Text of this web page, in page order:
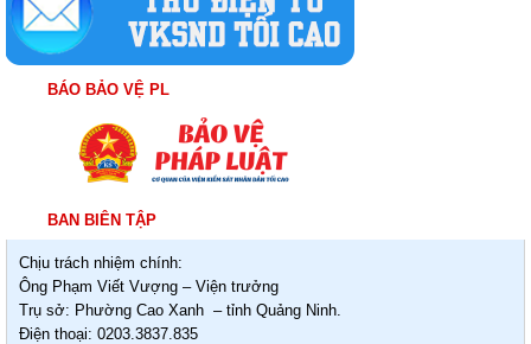
BÁO BẢO VỆ PL
BAN BIÊN TẬP
Chịu trách nhiệm chính:
Ông Phạm Viết Vượng – Viện trưởng
Trụ sở: Phường Cao Xanh – tỉnh Quảng Ninh.
Điện thoại: 0203.3837.835